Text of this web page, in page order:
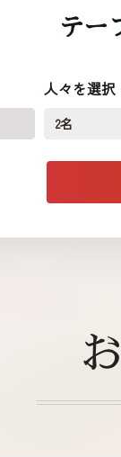
テー
人々を選択
2名